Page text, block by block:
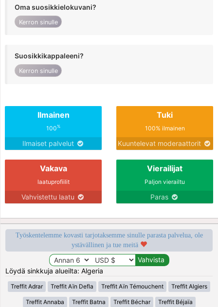
Oma suosikkielokuvani?
Kerron sinulle
Suosikkikappaleeni?
Kerron sinulle
Ilmainen
100%
Ilmaiset palvelut
Tuki
100% ilmainen
Kuuntelevat moderaattorit
Vakava
laatuprofiilit
Vahvistettu laatu
Vierailijat
Paljon vierailtu
Paras
Työskentelemme kovasti tarjotaksemme sinulle parasta palvelua, ole
ystävällinen ja tue meitä
Löydä sinkkuja alueilta: Algeria
Treffit Adrar Treffit Aïn Defla Treffit Aïn Témouchent Treffit Algiers
Treffit Annaba Treffit Batna Treffit Béchar Treffit Béjaïa